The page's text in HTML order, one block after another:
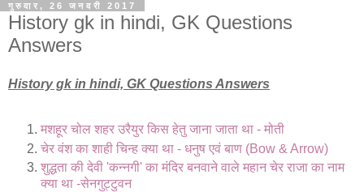
गुरुवार, 26 जनवरी 2017
History gk in hindi, GK Questions
Answers
History gk in hindi, GK Questions Answers
मशहूर चोल शहर उरैयुर किस हेतु जाना जाता था - मोती
चेर वंश का शाही चिन्ह क्या था - धनुष एवं बाण (Bow & Arrow)
शुद्धता की देवी 'कन्नगी' का मंदिर बनवाने वाले महान चेर राजा का नाम
क्या था -सेनगुट्टुवन